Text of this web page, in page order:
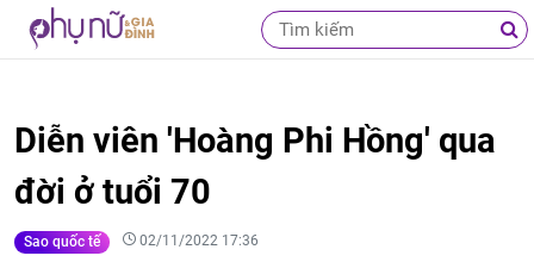
Diễn viên 'Hoàng Phi Hồng' qua
đời ở tuổi 70
Sao quốc tế 02/11/2022 17:36